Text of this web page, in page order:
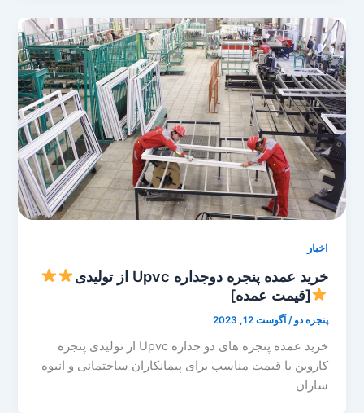
اخبار
خرید عمده پنجره دوجداره Upvc از تولیدی
[قیمت عمده]
پنجره دو/آگوست 12, 2023
خرید عمده پنجره های دو جداره Upvc از تولیدی پنجره
کاروین با قیمت مناسب برای پیمانکاران ساختمانی و انبوه
سازان